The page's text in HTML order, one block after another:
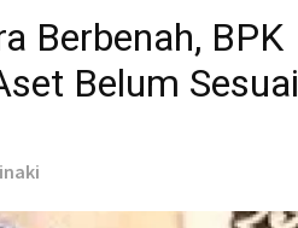
Berbenah, BPK
Belum Sesuai